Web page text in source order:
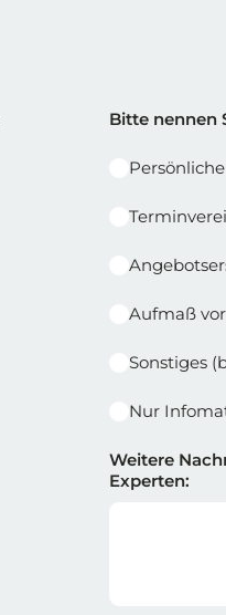
Reihe 2 |
Bitte nennen
Aufmaß
Sonstiges
Nur
Weitere
Experten: